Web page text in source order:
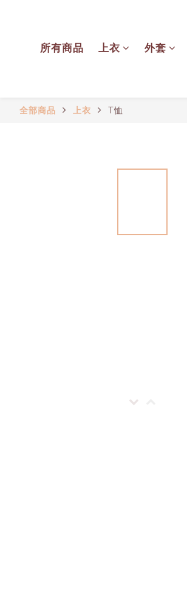
所有商品 上衣 外套
全部商品 上衣 T恤